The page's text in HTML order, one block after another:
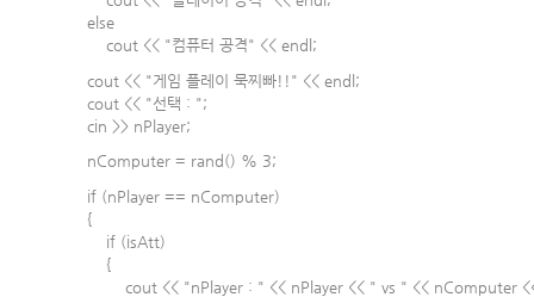
else
cout << "컴퓨터 공격" << endl;
cout << "게임 플레이 묵찌빠!!" << endl;
cout << "선택 : ";
cin >> nPlayer;
nComputer = rand() % 3;
if (nPlayer == nComputer)
{
if (isAtt)
{
cout << "nPlayer : " << nPlayer << " vs " << nComputer <<